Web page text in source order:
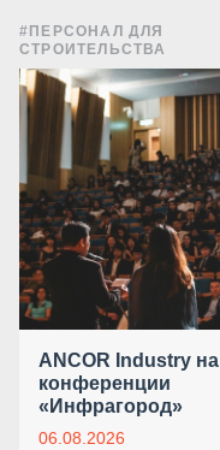
#ПЕРСОНАЛ ДЛЯ
СТРОИТЕЛЬСТВА
ANCOR Industry на
конференции
«Инфрагород»
06.08.2026